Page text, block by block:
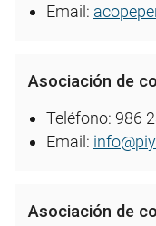
Email:
Asociación de
Teléfono: 986
Email:
Asociación de